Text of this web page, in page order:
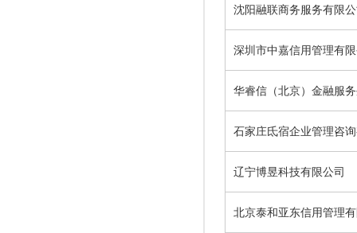
沈阳融联商务服务有限
深圳市中嘉信用管理有
华睿信（北京）金融服
石家庄氐宿企业管理咨
辽宁博昱科技有限公司
北京泰和亚东信用管理